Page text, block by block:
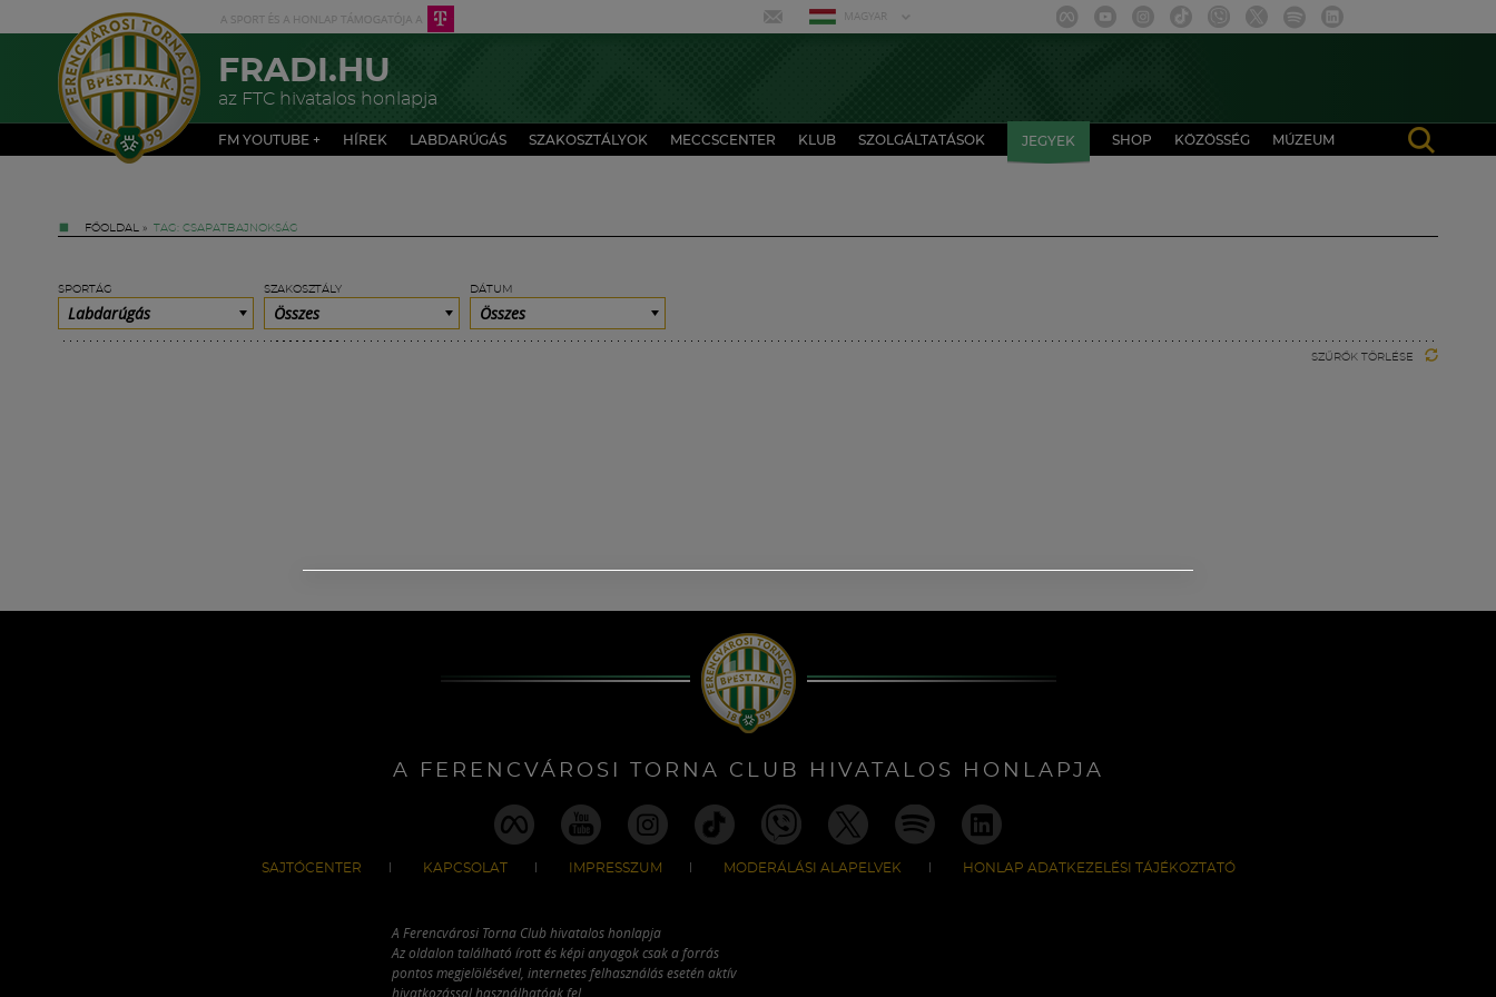
MAGYAR
FRADI.HU
az FTC hivatalos honlapja
FM YOUTUBE + HÍREK LABDARÚGÁS SZAKOSZTÁLYOK MECCSCENTER KLUB SZOLGÁLTATÁSOK JEGYEK SHOP KÖZÖSSÉG MÚZEUM
FŐOLDAL » TAG: CSAPATBAJNOKSÁG
SPORTÁG
Labdarúgás
SZAKOSZTÁLY
Összes
DÁTUM
Összes
SZŰRŐK TÖRLÉSE
A FERENCVÁROSI TORNA CLUB HIVATALOS HONLAPJA
SAJTÓCENTER KAPCSOLAT IMPRESSZUM MODERÁLÁSI ALAPELVEK HONLAP ADATKEZELÉSI TÁJÉKOZTATÓ
A Ferencvárosi Torna Club hivatalos honlapja
Az oldalon található írott és képi anyagok csak a forrás
pontos megjelölésével, internetes felhasználás esetén aktív
hivatkozással használhatóak fel.